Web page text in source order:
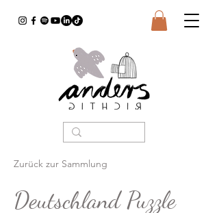
Zurück zur Sammlung
Deutschland Puzzle